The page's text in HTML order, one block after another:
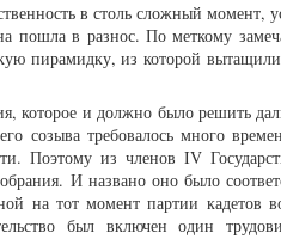
в столь сложный момент,
пошла в разнос. По меткому
пирамидку, из которой
которое и должно было решить
созыва требовалось много
Поэтому из членов IV
И названо оно было
на тот момент партии кадетов
был включен один